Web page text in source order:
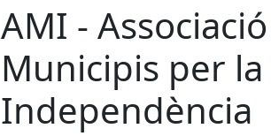
AMI -
Municipis per la
Independència